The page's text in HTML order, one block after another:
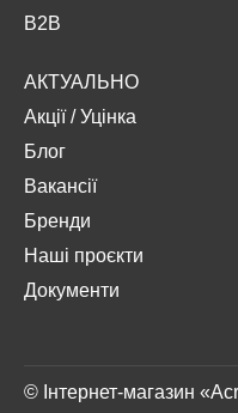
B2B
АКТУАЛЬНО
Акції/Уцінка
Блог
Вакансії
Бренди
Наші проєкти
Документи
© Інтернет-магазин